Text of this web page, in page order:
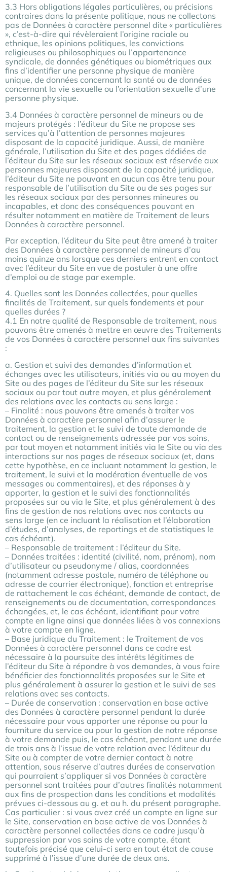
3.3 Hors obligations légales particulières, ou précisions
contraires dans la présente politique, nous ne collectons
pas de Données à caractère personnel dite « particulières
», c’est-à-dire qui révèleraient l’origine raciale ou
ethnique, les opinions politiques, les convictions
religieuses ou philosophiques ou l’appartenance
syndicale, de données génétiques ou biométriques aux
fins d’identifier une personne physique de manière
unique, de données concernant la santé ou de données
concernant la vie sexuelle ou l’orientation sexuelle d’une
personne physique.
3.4 Données à caractère personnel de mineurs ou de
majeurs protégés : l’éditeur du Site ne propose ses
services qu’à l’attention de personnes majeures
disposant de la capacité juridique. Aussi, de manière
générale, l’utilisation du Site et des pages dédiées de
l’éditeur du Site sur les réseaux sociaux est réservée aux
personnes majeures disposant de la capacité juridique,
l’éditeur du Site ne pouvant en aucun cas être tenu pour
responsable de l’utilisation du Site ou de ses pages sur
les réseaux sociaux par des personnes mineures ou
incapables, et donc des conséquences pouvant en
résulter notamment en matière de Traitement de leurs
Données à caractère personnel.
Par exception, l’éditeur du Site peut être amené à traiter
des Données à caractère personnel de mineurs d’au
moins quinze ans lorsque ces derniers entrent en contact
avec l’éditeur du Site en vue de postuler à une offre
d’emploi ou de stage par exemple.
4. Quelles sont les Données collectées, pour quelles
finalités de Traitement, sur quels fondements et pour
quelles durées ?
4.1 En notre qualité de Responsable de traitement, nous
pouvons être amenés à mettre en œuvre des Traitements
de vos Données à caractère personnel aux fins suivantes
:
a. Gestion et suivi des demandes d’information et
échanges avec les utilisateurs, initiés via ou au moyen du
Site ou des pages de l’éditeur du Site sur les réseaux
sociaux ou par tout autre moyen, et plus généralement
des relations avec les contacts au sens large :
– Finalité : nous pouvons être amenés à traiter vos
Données à caractère personnel afin d’assurer le
traitement, la gestion et le suivi de toute demande de
contact ou de renseignements adressée par vos soins,
par tout moyen et notamment initiés via le Site ou via des
interactions sur nos pages de réseaux sociaux (et, dans
cette hypothèse, en ce incluant notamment la gestion, le
traitement, le suivi et la modération éventuelle de vos
messages ou commentaires), et des réponses à y
apporter, la gestion et le suivi des fonctionnalités
proposées sur ou via le Site, et plus généralement à des
fins de gestion de nos relations avec nos contacts au
sens large (en ce incluant la réalisation et l’élaboration
d’études, d’analyses, de reportings et de statistiques le
cas échéant).
– Responsable de traitement : l’éditeur du Site.
– Données traitées : identité (civilité, nom, prénom), nom
d’utilisateur ou pseudonyme / alias, coordonnées
(notamment adresse postale, numéro de téléphone ou
adresse de courrier électronique), fonction et entreprise
de rattachement le cas échéant, demande de contact, de
renseignements ou de documentation, correspondances
échangées, et, le cas échéant, identifiant pour votre
compte en ligne ainsi que données liées à vos connexions
à votre compte en ligne.
– Base juridique du Traitement : le Traitement de vos
Données à caractère personnel dans ce cadre est
nécessaire à la poursuite des intérêts légitimes de
l’éditeur du Site à répondre à vos demandes, à vous faire
bénéficier des fonctionnalités proposées sur le Site et
plus généralement à assurer la gestion et le suivi de ses
relations avec ses contacts.
– Durée de conservation : conservation en base active
des Données à caractère personnel pendant la durée
nécessaire pour vous apporter une réponse ou pour la
fourniture du service ou pour la gestion de notre réponse
à votre demande puis, le cas échéant, pendant une durée
de trois ans à l’issue de votre relation avec l’éditeur du
Site ou à compter de votre dernier contact à notre
attention, sous réserve d’autres durées de conservation
qui pourraient s’appliquer si vos Données à caractère
personnel sont traitées pour d’autres finalités notamment
aux fins de prospection dans les conditions et modalités
prévues ci-dessous au g. et au h. du présent paragraphe.
Cas particulier : si vous avez créé un compte en ligne sur
le Site, conservation en base active de vos Données à
caractère personnel collectées dans ce cadre jusqu’à
suppression par vos soins de votre compte, étant
toutefois précisé que celui-ci sera en tout état de cause
supprimé à l’issue d’une durée de deux ans.